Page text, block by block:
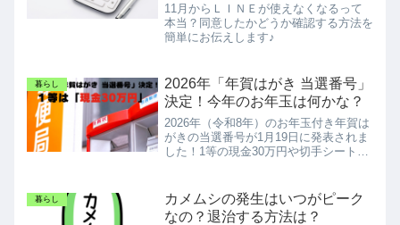
11月からＬＩＮＥが使えなくなるって
本当？同意したかどうか確認する方法を
簡単にお伝えします♪
暮らし
2026年「年賀はがき 当選番号」
決定！今年のお年玉は何かな？
2026年（令和8年）のお年玉付き年賀は
がきの当選番号が1月19日に発表されま
した！1等の現金30万円や切手シートの
象なので、捨てずに今すぐチェックして
新春の運試しを楽しみましょう。
暮らし
カメムシの発生はいつがピーク
なの？退治する方法は？